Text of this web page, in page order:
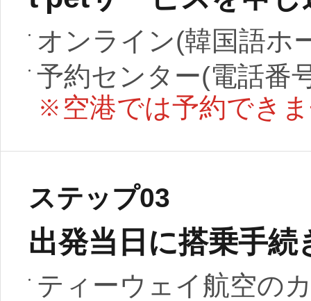
オンライン(韓国語ホ
予約センター(電話番
※空港では予約でき
ステップ03
出発当日に搭乗手続
ティーウェイ航空の